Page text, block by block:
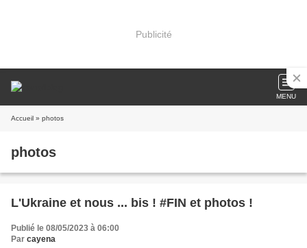
Publicité
MENU
Accueil » photos
photos
L'Ukraine et nous ... bis ! #FIN et photos !
Publié le 08/05/2023 à 06:00
Par cayena